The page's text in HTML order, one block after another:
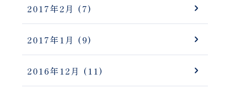
2017年2月 (7)
2017年1月 (9)
2016年12月 (11)